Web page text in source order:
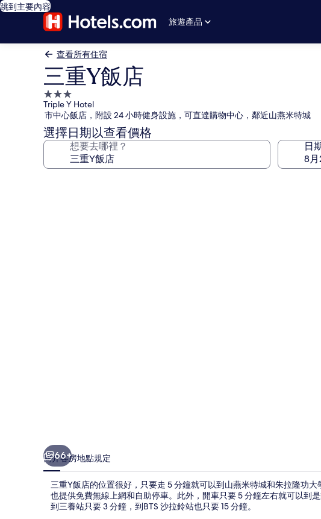
跳到主要內容
旅遊產品
查看所有住宿
三重Y飯店
3.0
星
級
住
宿
Triple Y Hotel
市中心飯店，附設 24 小時健身設施，可直達購物中心，鄰近山燕米特城
選擇日期以查看價格
想要去哪裡？ 日
66+
簡介客房地點規定
三重Y飯店的位置很好，只要走 5 分鐘就可以到山燕米特城和朱拉隆功
也提供免費無線上網和自助停車。此外，開車只要 5 分鐘左右就可以到
到三養站只要 3 分鐘，到BTS 沙拉鈴站也只要 15 分鐘。